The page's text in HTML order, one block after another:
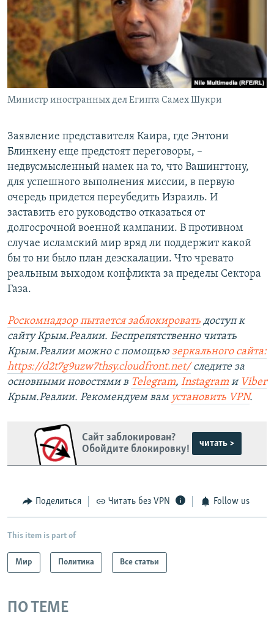
Министр иностранных дел Египта Самех Шукри
Заявление представителя Каира, где Энтони
Блинкену еще предстоят переговоры, –
недвусмысленный намек на то, что Вашингтону,
для успешного выполнения миссии, в первую
очередь придется переубедить Израиль. И
заставить его руководство отказаться от
долгосрочной военной кампании. В противном
случае исламский мир вряд ли поддержит какой
бы то ни было план деэскалации. Что чревато
реальным выходом конфликта за пределы Сектора
Газа.
Роскомнадзор пытается заблокировать доступ к
сайту Крым.Реалии. Беспрепятственно читать
Крым.Реалии можно с помощью зеркального сайта:
https://d2t7g9uzw7thsy.cloudfront.net/следите за
основными новостями в Telegram, Instagram и Viber
Крым.Реалии. Рекомендуем вам установить VPN.
Сайт заблокирован?
Обойдите блокировку!
читать >
Поделиться Читать без VPN Follow us
This item is part of
Мир Политика Все статьи
ПО ТЕМЕ